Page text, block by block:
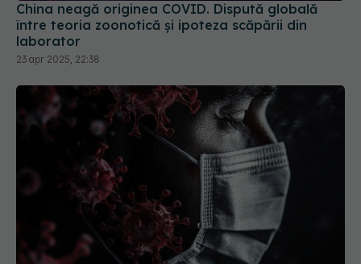
China neagă originea COVID. Dispută globală
între teoria zoonotică și ipoteza scăpării din
laborator
23 apr 2025, 22:38